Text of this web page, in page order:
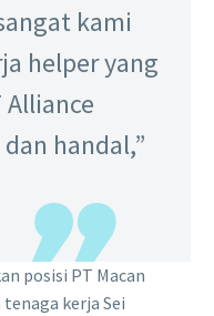
kami
helper yang
handal,”
posisi PT Macan
kerja Sei